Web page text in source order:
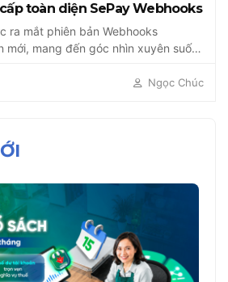
toàn diện SePay Webhooks
ra mắt phiên bản Webhooks
mới, mang đến góc nhìn xuyên suốt
Ngọc Chúc